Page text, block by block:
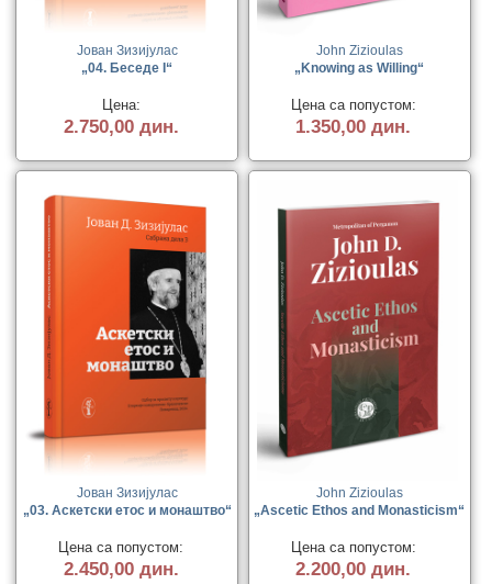
Јован Зизијулас
„04. Беседе I“
Цена:
2.750,00 дин.
John Zizioulas
„Knowing as Willing“
Цена са попустом:
1.350,00 дин.
Јован Зизијулас
„03. Аскетски етос и монаштво“
Цена са попустом:
2.450,00 дин.
John Zizioulas
„Ascetic Ethos and Monasticism“
Цена са попустом:
2.200,00 дин.